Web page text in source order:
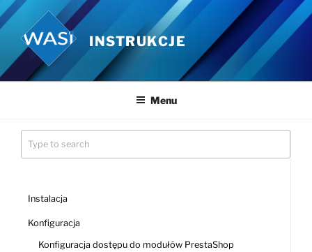
Przejdź
do
treści
INSTRUKCJE
Menu
Instalacja
Konfiguracja
Konfiguracja dostępu do modułów PrestaShop